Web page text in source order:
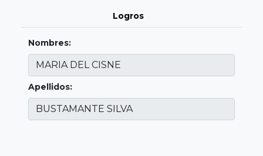
Logros
Nombres:
Apellidos: